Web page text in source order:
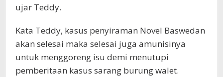
ujar Teddy.
Kata Teddy, kasus penyiraman Novel Baswedan
akan selesai maka selesai juga amunisinya
untuk menggoreng isu demi menutupi
pemberitaan kasus sarang burung walet.